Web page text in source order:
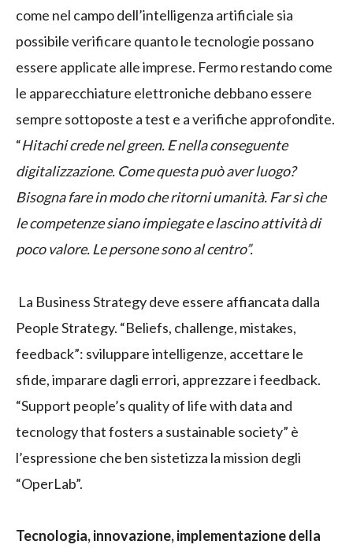
come nel campo dell’intelligenza artificiale sia
possibile verificare quanto le tecnologie possano
essere applicate alle imprese. Fermo restando come
le apparecchiature elettroniche debbano essere
sempre sottoposte a test e a verifiche approfondite.
“Hitachi crede nel green. E nella conseguente
digitalizzazione. Come questa può aver luogo?
Bisogna fare in modo che ritorni umanità. Far sì che
le competenze siano impiegate e lascino attività di
poco valore. Le persone sono al centro”.
La Business Strategy deve essere affiancata dalla
People Strategy. “Beliefs, challenge, mistakes,
feedback”: sviluppare intelligenze, accettare le
sfide, imparare dagli errori, apprezzare i feedback.
“Support people’s quality of life with data and
tecnology that fosters a sustainable society” è
l’espressione che ben sistetizza la mission degli
“OperLab”.
Tecnologia, innovazione, implementazione della